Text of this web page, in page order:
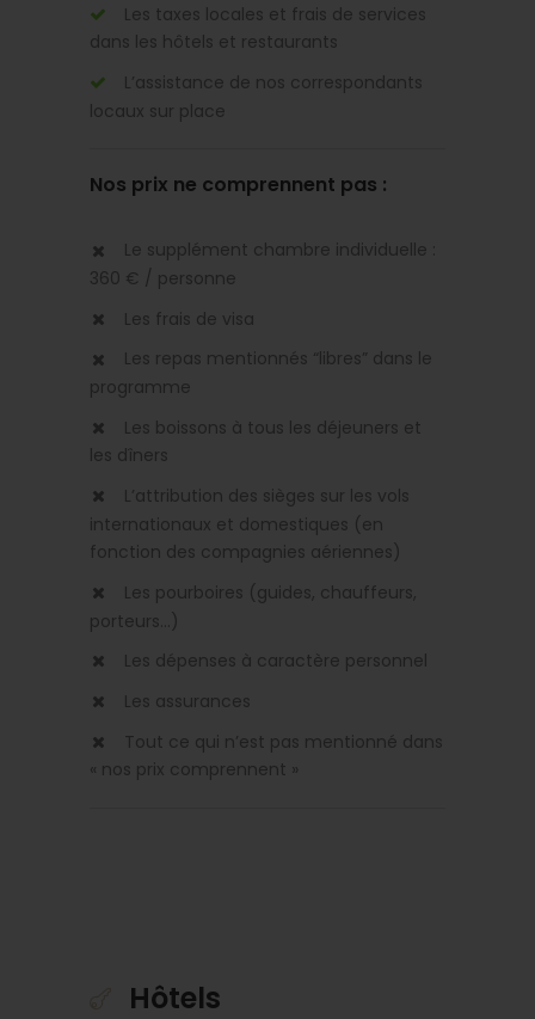
Les taxes locales et frais de services
dans les hôtels et restaurants
L’assistance de nos correspondants
locaux sur place
Nos prix ne comprennent pas :
Le supplément chambre individuelle :
360 € / personne
Les frais de visa
Les repas mentionnés “libres” dans le
programme
Les boissons à tous les déjeuners et
les dîners
L’attribution des sièges sur les vols
internationaux et domestiques (en
fonction des compagnies aériennes)
Les pourboires (guides, chauffeurs,
porteurs...)
Les dépenses à caractère personnel
Les assurances
Tout ce qui n’est pas mentionné dans
« nos prix comprennent »
Hôtels